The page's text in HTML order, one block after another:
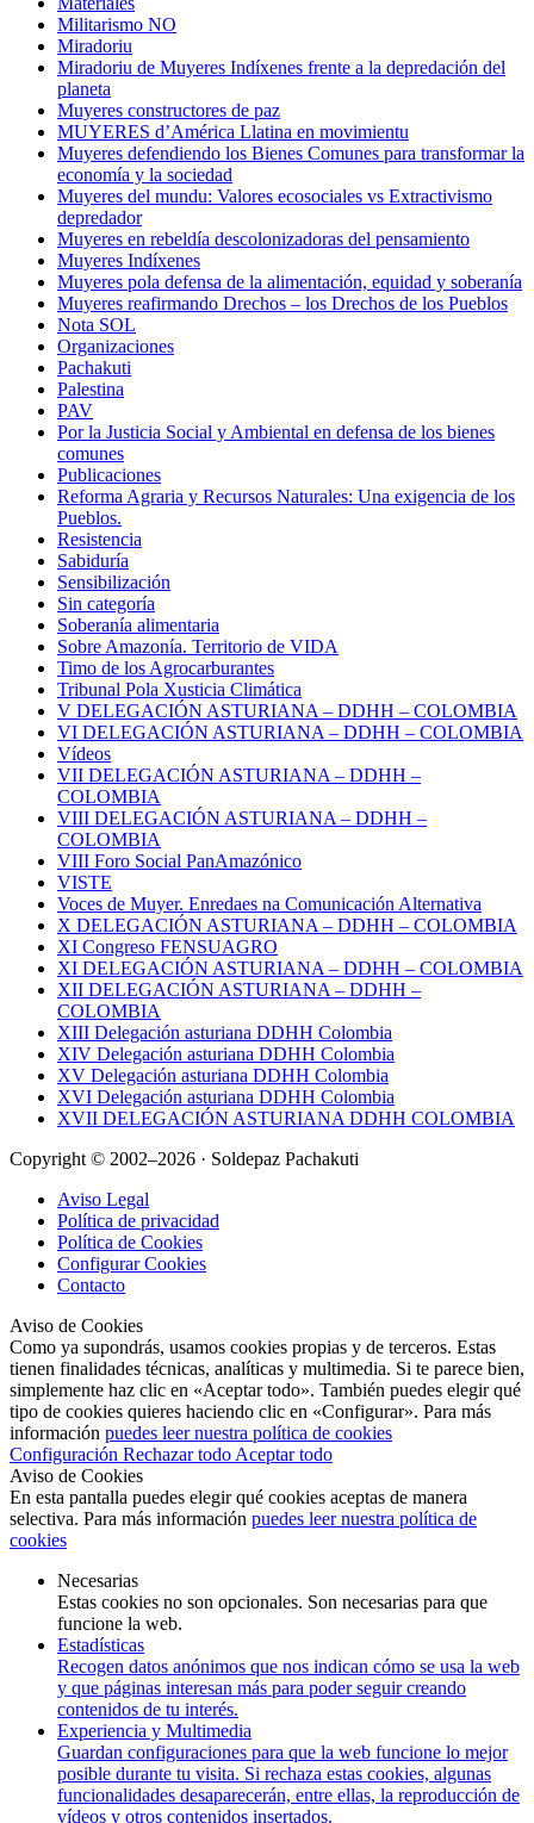
Militarismo NO
Miradoriu
Miradoriu de Muyeres Indíxenes frente a la depredación del
planeta
Muyeres constructores de paz
MUYERES d’América Llatina en movimientu
Muyeres defendiendo los Bienes Comunes para transformar la
economía y la sociedad
Muyeres del mundu: Valores ecosociales vs Extractivismo
depredador
Muyeres en rebeldía descolonizadoras del pensamiento
Muyeres Indíxenes
Muyeres pola defensa de la alimentación, equidad y soberanía
Muyeres reafirmando Drechos – los Drechos de los Pueblos
Nota SOL
Organizaciones
Pachakuti
Palestina
PAV
Por la Justicia Social y Ambiental en defensa de los bienes
comunes
Publicaciones
Reforma Agraria y Recursos Naturales: Una exigencia de los
Pueblos.
Resistencia
Sabiduría
Sensibilización
Sin categoría
Soberanía alimentaria
Sobre Amazonía. Territorio de VIDA
Timo de los Agrocarburantes
Tribunal Pola Xusticia Climática
V DELEGACIÓN ASTURIANA – DDHH – COLOMBIA
VI DELEGACIÓN ASTURIANA – DDHH – COLOMBIA
Vídeos
VII DELEGACIÓN ASTURIANA – DDHH –
COLOMBIA
VIII DELEGACIÓN ASTURIANA – DDHH –
COLOMBIA
VIII Foro Social PanAmazónico
VISTE
Voces de Muyer. Enredaes na Comunicación Alternativa
X DELEGACIÓN ASTURIANA – DDHH – COLOMBIA
XI Congreso FENSUAGRO
XI DELEGACIÓN ASTURIANA – DDHH – COLOMBIA
XII DELEGACIÓN ASTURIANA – DDHH –
COLOMBIA
XIII Delegación asturiana DDHH Colombia
XIV Delegación asturiana DDHH Colombia
XV Delegación asturiana DDHH Colombia
XVI Delegación asturiana DDHH Colombia
XVII DELEGACIÓN ASTURIANA DDHH COLOMBIA
Copyright © 2002–2026 · Soldepaz Pachakuti
Aviso Legal
Política de privacidad
Política de Cookies
Configurar Cookies
Contacto
Aviso de Cookies
Como ya supondrás, usamos cookies propias y de terceros. Estas
tienen finalidades técnicas, analíticas y multimedia. Si te parece bien,
simplemente haz clic en «Aceptar todo». También puedes elegir qué
tipo de cookies quieres haciendo clic en «Configurar». Para más
información puedes leer nuestra política de cookies
Configuración Rechazar todo Aceptar todo
Aviso de Cookies
En esta pantalla puedes elegir qué cookies aceptas de manera
selectiva. Para más información puedes leer nuestra política de
cookies
Necesarias
Estas cookies no son opcionales. Son necesarias para que
funcione la web.
Estadísticas
Recogen datos anónimos que nos indican cómo se usa la web
y que páginas interesan más para poder seguir creando
contenidos de tu interés.
Experiencia y Multimedia
Guardan configuraciones para que la web funcione lo mejor
posible durante tu visita. Si rechaza estas cookies, algunas
funcionalidades desaparecerán, entre ellas, la reproducción de
vídeos y otros contenidos insertados.